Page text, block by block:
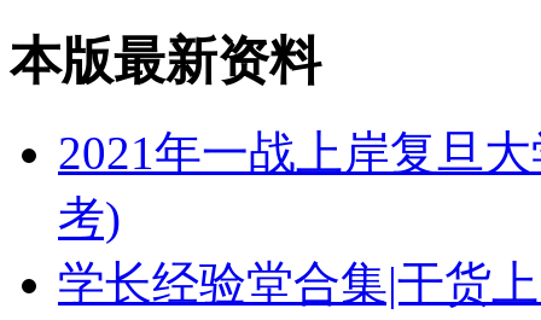
本版最新资料
2021年一战上岸复旦
考)
学长经验堂合集|干货